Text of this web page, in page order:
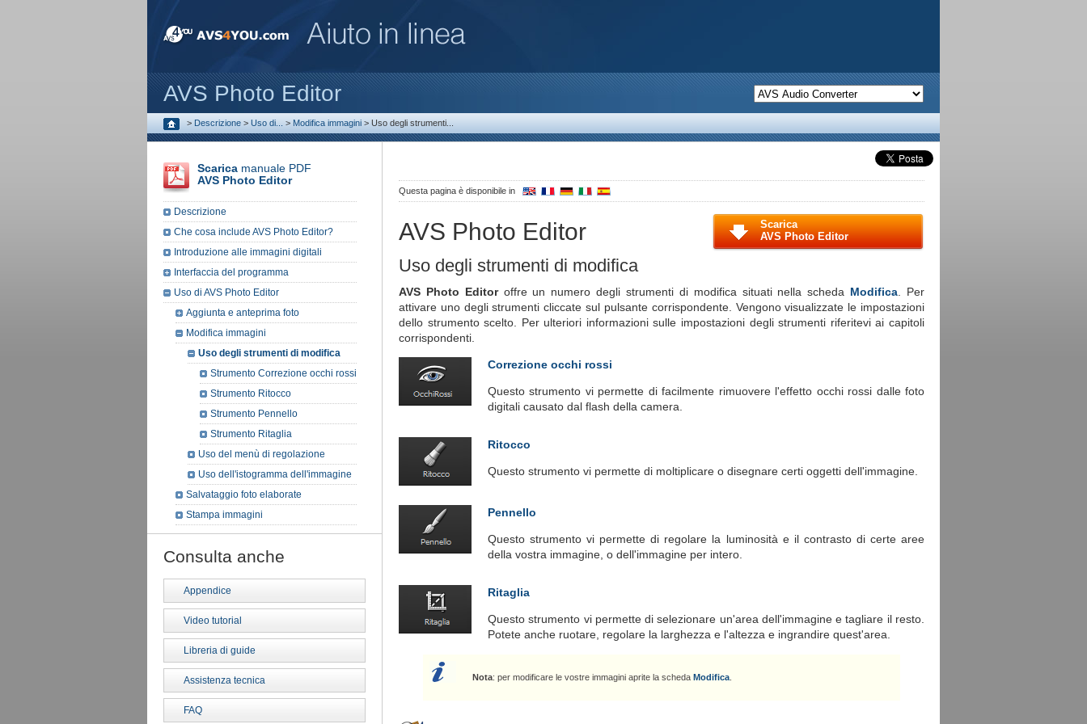
AVS Photo Editor
> Descrizione > Uso di... > Modifica immagini > Uso degli strumenti...
Questa pagina è disponibile in
AVS Photo Editor
Scarica
AVS Photo Editor
Uso degli strumenti di modifica
AVS Photo Editoroffre un numero degli strumenti di modifica situati nella scheda Modifica . Per
attivare uno degli strumenti cliccate sul pulsante corrispondente. Vengono visualizzate le impostazioni
dello strumento scelto. Per ulteriori informazioni sulle impostazioni degli strumenti riferitevi ai capitoli
corrispondenti.
Correzione occhi rossi
Questo strumento vi permette di facilmente rimuovere l'effetto occhi rossi dalle foto
digitali causato dal flash della camera.
Ritocco
Questo strumento vi permette di moltiplicare o disegnare certi oggetti dell'immagine.
Pennello
Questo strumento vi permette di regolare la luminosità e il contrasto di certe aree
della vostra immagine, o dell'immagine per intero.
Ritaglia
Questo strumento vi permette di selezionare un'area dell'immagine e tagliare il resto.
Potete anche ruotare, regolare la larghezza e l'altezza e ingrandire quest'area.
Nota: per modificare le vostre immagini aprite la scheda Modifica
Scarica manuale PDF
AVS Photo Editor
Descrizione
Che cosa include AVS Photo Editor?
Introduzione alle immagini digitali
Interfaccia del programma
Uso di AVS Photo Editor
Aggiunta e anteprima foto
Modifica immagini
Uso degli strumenti di modifica
Strumento Correzione occhi rossi
Strumento Ritocco
Strumento Pennello
Strumento Ritaglia
Uso del menù di regolazione
Uso dell'istogramma dell'immagine
Salvataggio foto elaborate
Stampa immagini
Consulta anche
Appendice
Video tutorial
Libreria di guide
Assistenza tecnica
FAQ